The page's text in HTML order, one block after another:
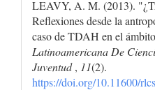
LEAVY, A. M. (2013).
Reflexiones desde la
caso de TDAH en el
Latinoamericana De
Juventud, 11(2).
https://doi.org/10.11600/